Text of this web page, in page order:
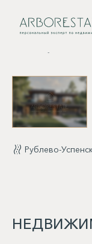
Рублево-